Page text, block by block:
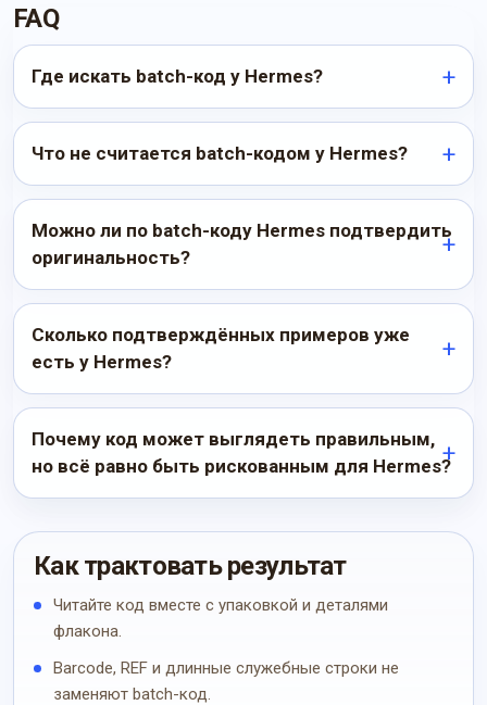
FAQ
Где искать batch-код у Hermes?
Что не считается batch-кодом у Hermes?
Можно ли по batch-коду Hermes подтвердить
оригинальность?
Сколько подтверждённых примеров уже
есть у Hermes?
Почему код может выглядеть правильным,
но всё равно быть рискованным для Hermes?
Как трактовать результат
Читайте код вместе с упаковкой и деталями
флакона.
Barcode, REF и длинные служебные строки не
заменяют batch-код.